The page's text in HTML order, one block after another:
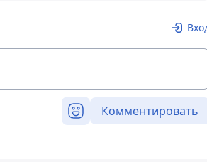
Комментировать